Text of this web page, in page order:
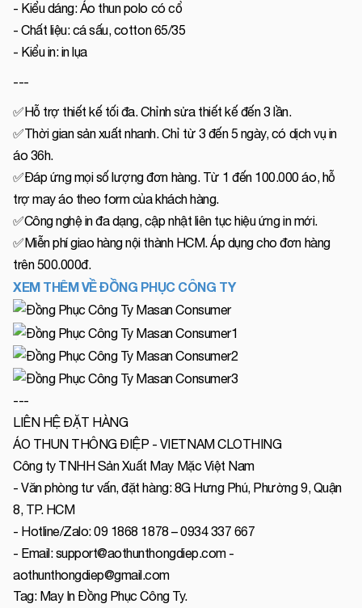
- Kiểu dáng: Áo thun polo có cổ
- Chất liệu: cá sấu, cotton 65/35
- Kiểu in: in lụa
---
✅Hỗ trợ thiết kế tối đa. Chỉnh sửa thiết kế đến 3 lần.
✅Thời gian sản xuất nhanh. Chỉ từ 3 đến 5 ngày, có dịch vụ in
áo 36h.
✅Đáp ứng mọi số lượng đơn hàng. Từ 1 đến 100.000 áo, hỗ
trợ may áo theo form của khách hàng.
✅Công nghệ in đa dạng, cập nhật liên tục hiệu ứng in mới.
✅Miễn phí giao hàng nội thành HCM. Áp dụng cho đơn hàng
trên 500.000đ.
XEM THÊM VỀ ĐỒNG PHỤC CÔNG TY
---
LIÊN HỆ ĐẶT HÀNG
ÁO THUN THÔNG ĐIỆP - VIETNAM CLOTHING
Công ty TNHH Sản Xuất May Mặc Việt Nam
- Văn phòng tư vấn, đặt hàng: 8G Hưng Phú, Phường 9, Quận
8, TP. HCM
- Hotline/Zalo: 09 1868 1878 – 0934 337 667
- Email: support@aothunthongdiep.com -
aothunthongdiep@gmail.com
Tag: May In Đồng Phục Công Ty.